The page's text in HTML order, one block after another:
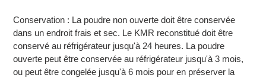
Conservation : La poudre non ouverte doit être conservée
dans un endroit frais et sec. Le KMR reconstitué doit être
conservé au réfrigérateur jusqu'à 24 heures. La poudre
ouverte peut être conservée au réfrigérateur jusqu'à 3 mois,
ou peut être congelée jusqu'à 6 mois pour en préserver la